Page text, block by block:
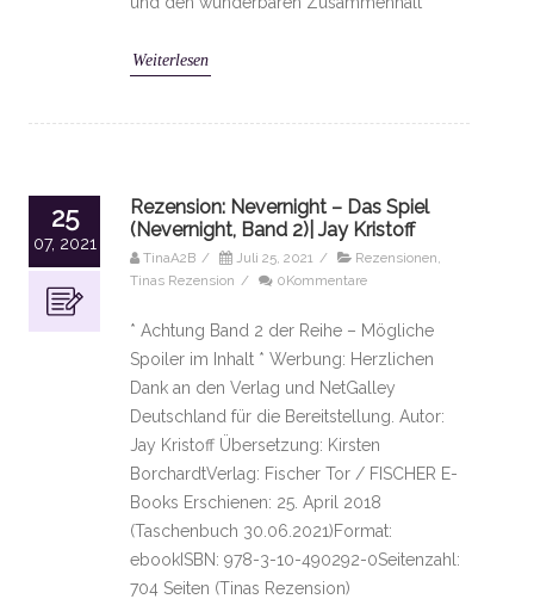
Weiterlesen
25
07, 2021
Rezension: Nevernight – Das Spiel
(Nevernight, Band 2)| Jay Kristoff
TinaA2B / Juli 25, 2021 / Rezensionen,
Tinas Rezension / 0Kommentare
* Achtung Band 2 der Reihe – Mögliche
Spoiler im Inhalt * Werbung: Herzlichen
Dank an den Verlag und NetGalley
Deutschland für die Bereitstellung. Autor:
Jay Kristoff Übersetzung: Kirsten
BorchardtVerlag: Fischer Tor / FISCHER E-
Books Erschienen: 25. April 2018
(Taschenbuch 30.06.2021)Format:
ebookISBN: 978-3-10-490292-0Seitenzahl:
704 Seiten (Tinas Rezension)